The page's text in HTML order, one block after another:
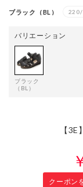
ブラック（BL）
バリエーション
ブラック
（BL）
【
クーポン